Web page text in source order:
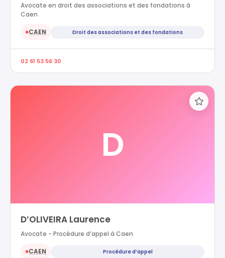
Avocate en droit des associations et des fondations à
Caen
●CAEN Droit des associations et des fondations
02 61 53 56 30
D
D’OLIVEIRA Laurence
Avocate - Procédure d’appel à Caen
●CAEN Procédure d’appel